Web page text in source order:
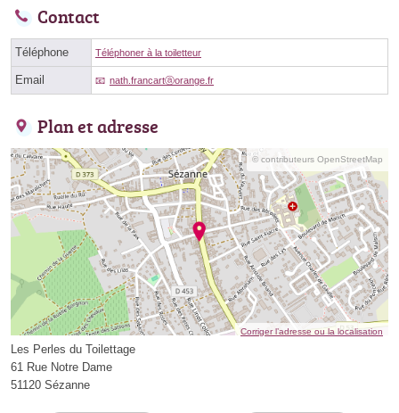
Contact
Téléphone Téléphoner à la toiletteur
Email nath.francartⓐorange.fr
Plan et adresse
© contributeurs OpenStreetMap
Corriger l’adresse ou la localisation
Les Perles du Toilettage
61 Rue Notre Dame
51120 Sézanne